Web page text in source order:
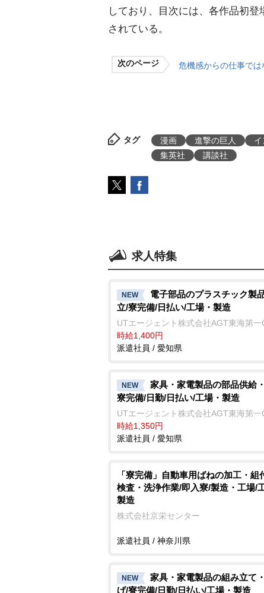
しており、目次には、各作品初
されている。
次のページ
危機感からの仕事で
タグ 漫画 進撃の巨人
集英社
講談社
求人特集
NEW
電子部品のプラスチック製
立/寮完備/日払い/工場・製造
UTエージェント株式会社AGT東海第一
時給1,400円
派遣社員 / 愛知県
NEW
家具・家電製品の部品供給
寮完備/日勤/日払い/工場・製造
UTエージェント株式会社AGT東海第一
時給1,350円
派遣社員 / 愛知県
「寮完備」自動車用ばねの加工・組
検査・洗浄作業/即入寮/製造・工場/
製造
株式会社京栄センター
派遣社員 / 神奈川県
NEW
家具・家電製品の組み立て
げ/寮完備/日勤/日払い/工場・製造